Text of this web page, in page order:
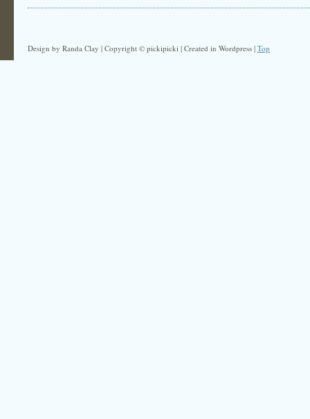
Design by Randa Clay | Copyright © pickipicki | Created in Wordpress | Top